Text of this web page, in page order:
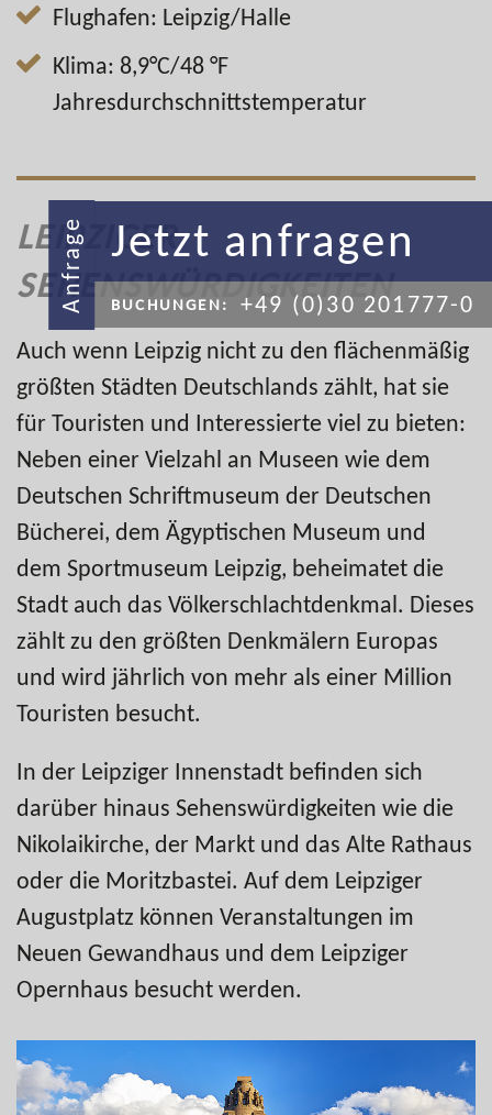
Flughafen: Leipzig/Halle
Klima: 8,9°C/48 °F
Jahresdurchschnittstemperatur
LEIPZIGER
SEHENSWÜRDIGKEITEN
Auch wenn Leipzig nicht zu den flächenmäßig
größten Städten Deutschlands zählt, hat sie
für Touristen und Interessierte viel zu bieten:
Neben einer Vielzahl an Museen wie dem
Deutschen Schriftmuseum der Deutschen
Bücherei, dem Ägyptischen Museum und
dem Sportmuseum Leipzig, beheimatet die
Stadt auch das Völkerschlachtdenkmal. Dieses
zählt zu den größten Denkmälern Europas
und wird jährlich von mehr als einer Million
Touristen besucht.
In der Leipziger Innenstadt befinden sich
darüber hinaus Sehenswürdigkeiten wie die
Nikolaikirche, der Markt und das Alte Rathaus
oder die Moritzbastei. Auf dem Leipziger
Augustplatz können Veranstaltungen im
Neuen Gewandhaus und dem Leipziger
Opernhaus besucht werden.
Anfrage Jetzt anfragen
BUCHUNGEN: +49 (0)30 201777-0